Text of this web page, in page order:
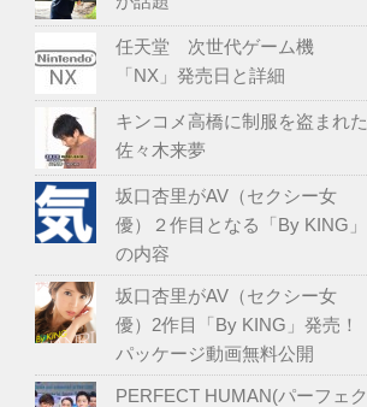
任天堂 次世代ゲーム機
「NX」発売日と詳細
キンコメ高橋に制服を盗まれた
佐々木来夢
坂口杏里がAV（セクシー女
優）２作目となる「By KING」
の内容
坂口杏里がAV（セクシー女
優）2作目「By KING」発売！
パッケージ動画無料公開
PERFECT HUMAN(パーフェク